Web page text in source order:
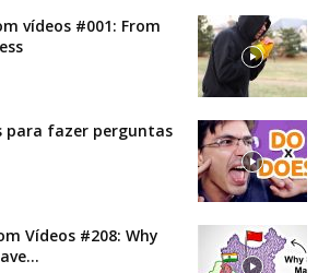
vídeos #001: From
para fazer perguntas
Vídeos #208: Why